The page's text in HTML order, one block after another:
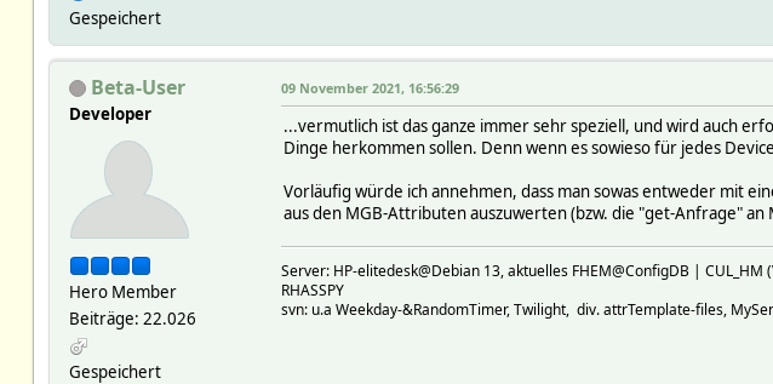
Gespeichert
Beta-User
Developer
Hero Member
Beiträge: 22.026
Gespeichert
09 November 2021, 16:56:29
...vermutlich ist das ganze immer sehr speziell, und wird auch
Dinge herkommen sollen. Denn wenn es sowieso für jedes
Vorläufig würde ich annehmen, dass man sowas entweder mit
aus den MGB-Attributen auszuwerten (bzw. die "get-Anfrage"
Server: HP-elitedesk@Debian 13, aktuelles FHEM@ConfigDB |
RHASSPY
svn: u.a Weekday-&RandomTimer, Twilight, div. attrTemplate-files,